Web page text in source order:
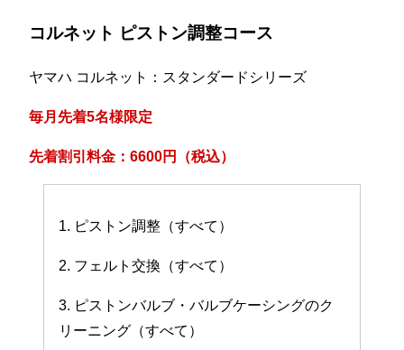
コルネット ピストン調整コース
ヤマハ コルネット：スタンダードシリーズ
毎月先着5名様限定
先着割引料金：6600円（税込）
1. ピストン調整（すべて）
2. フェルト交換（すべて）
3. ピストンバルブ・バルブケーシングのク
リーニング（すべて）